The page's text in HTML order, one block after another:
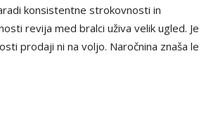
konsistentne strokovnosti in
revija med bralci uživa velik ugled. Je
prodaji ni na voljo. Naročnina znaša le